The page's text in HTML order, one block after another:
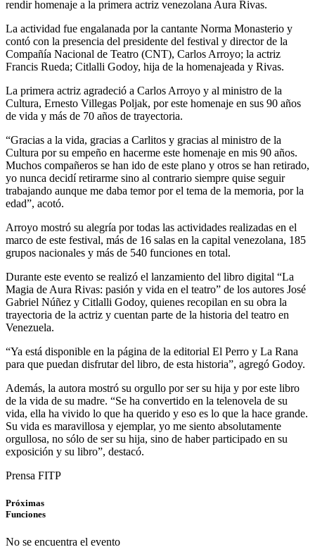
rendir homenaje a la primera actriz venezolana Aura Rivas.
La actividad fue engalanada por la cantante Norma Monasterio y
contó con la presencia del presidente del festival y director de la
Compañía Nacional de Teatro (CNT), Carlos Arroyo; la actriz
Francis Rueda; Citlalli Godoy, hija de la homenajeada y Rivas.
La primera actriz agradeció a Carlos Arroyo y al ministro de la
Cultura, Ernesto Villegas Poljak, por este homenaje en sus 90 años
de vida y más de 70 años de trayectoria.
“Gracias a la vida, gracias a Carlitos y gracias al ministro de la
Cultura por su empeño en hacerme este homenaje en mis 90 años.
Muchos compañeros se han ido de este plano y otros se han retirado,
yo nunca decidí retirarme sino al contrario siempre quise seguir
trabajando aunque me daba temor por el tema de la memoria, por la
edad”, acotó.
Arroyo mostró su alegría por todas las actividades realizadas en el
marco de este festival, más de 16 salas en la capital venezolana, 185
grupos nacionales y más de 540 funciones en total.
Durante este evento se realizó el lanzamiento del libro digital “La
Magia de Aura Rivas: pasión y vida en el teatro” de los autores José
Gabriel Núñez y Citlalli Godoy, quienes recopilan en su obra la
trayectoria de la actriz y cuentan parte de la historia del teatro en
Venezuela.
“Ya está disponible en la página de la editorial El Perro y La Rana
para que puedan disfrutar del libro, de esta historia”, agregó Godoy.
Además, la autora mostró su orgullo por ser su hija y por este libro
de la vida de su madre. “Se ha convertido en la telenovela de su
vida, ella ha vivido lo que ha querido y eso es lo que la hace grande.
Su vida es maravillosa y ejemplar, yo me siento absolutamente
orgullosa, no sólo de ser su hija, sino de haber participado en su
exposición y su libro”, destacó.
Prensa FITP
Próximas
Funciones
No se encuentra el evento